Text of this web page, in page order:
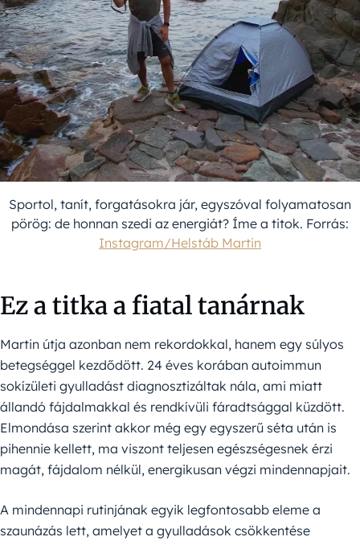
Sportol, tanít, forgatásokra jár, egyszóval folyamatosan
pörög: de honnan szedi az energiát? Íme a titok. Forrás:
Instagram/Helstáb Martin
Ez a titka a fiatal tanárnak
Martin útja azonban nem rekordokkal, hanem egy súlyos
betegséggel kezdődött. 24 éves korában autoimmun
sokízületi gyulladást diagnosztizáltak nála, ami miatt
állandó fájdalmakkal és rendkívüli fáradtsággal küzdött.
Elmondása szerint akkor még egy egyszerű séta után is
pihennie kellett, ma viszont teljesen egészségesnek érzi
magát, fájdalom nélkül, energikusan végzi mindennapjait.
A mindennapi rutinjának egyik legfontosabb eleme a
szaunázás lett, amelyet a gyulladások csökkentése